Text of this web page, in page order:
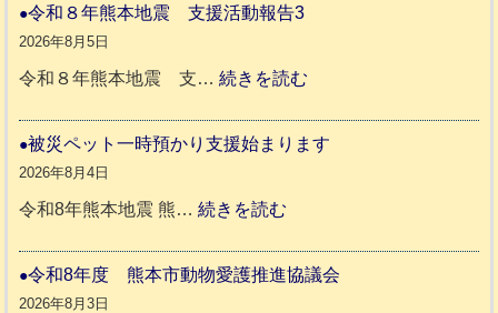
リ
ッ
さ
ん
ト
人
ホ
令和８年熊本地震 支援活動報告3
2026年8月5日
令和８年熊本地震 支…続きを読む
和
本
被災ペット一時預かり支援始まります
2026年8月4日
令和8年熊本地震 熊…続きを読む
災
令和8年度 熊本市動物愛護推進協議会
2026年8月3日